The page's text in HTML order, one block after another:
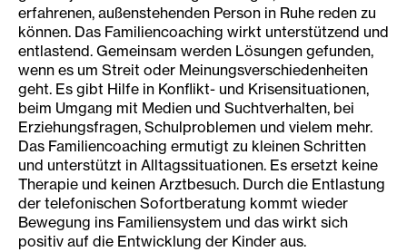
erfahrenen, außenstehenden Person in Ruhe reden zu
können. Das Familiencoaching wirkt unterstützend und
entlastend. Gemeinsam werden Lösungen gefunden,
wenn es um Streit oder Meinungsverschiedenheiten
geht. Es gibt Hilfe in Konflikt- und Krisensituationen,
beim Umgang mit Medien und Suchtverhalten, bei
Erziehungsfragen, Schulproblemen und vielem mehr.
Das Familiencoaching ermutigt zu kleinen Schritten
und unterstützt in Alltagssituationen. Es ersetzt keine
Therapie und keinen Arztbesuch. Durch die Entlastung
der telefonischen Sofortberatung kommt wieder
Bewegung ins Familiensystem und das wirkt sich
positiv auf die Entwicklung der Kinder aus.